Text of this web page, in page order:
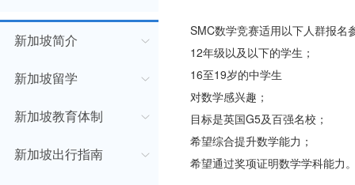
新加坡简介
新加坡留学
新加坡教育体制
新加坡出行指南
SMC数学竞赛适用以下人群报名
12年级以及以下的学生；
16至19岁的中学生
对数学感兴趣；
目标是英国G5及百强名校；
希望综合提升数学能力；
希望通过奖项证明数学学科能力